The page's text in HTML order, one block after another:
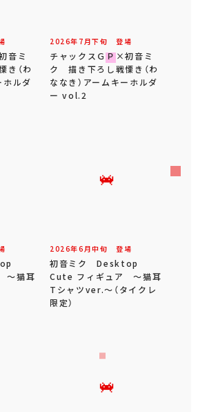
音ミ
き（わ
ホルダ
2026年 7 月下旬 登場
チャックスＧＰ×初音ミ
ク 描き下ろし戦慄き（わ
ななき）アームキーホルダ
ー vol.2
～猫耳
2026年6 月中旬 登場
初音ミク Desktop
Cute フィギュア ～猫耳
Tシャツver.～（タイクレ
限定）